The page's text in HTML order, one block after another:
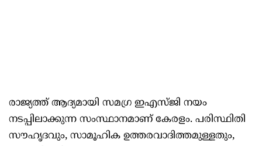
രാജ്യത്ത് ആദ്യമായി സമഗ്ര ഇഎസ്ജി നയം
നടപ്പിലാക്കുന്ന സംസ്ഥാനമാണ് കേരളം. പരിസ്ഥിതി
സൗഹൃദവും, സാമൂഹിക ഉത്തരവാദിത്തമുള്ളതും,